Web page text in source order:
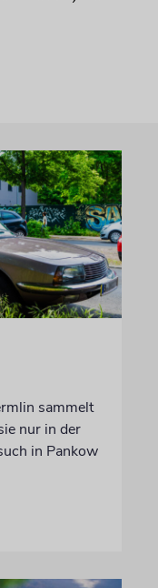
sammelt
nur in der
in Pankow